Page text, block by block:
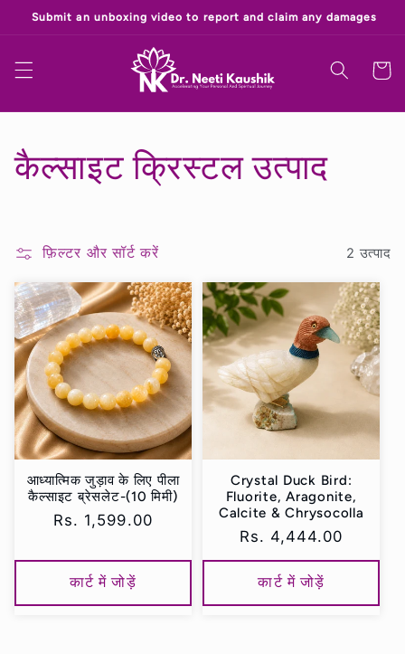
सामग्री
‎
कार्ट
सं
ह
:
कैल्साइट क्रिस्टल उत्पाद
फ़िल्टर और सॉर्ट करें 2 उत्पाद
आध्यात्मिक जुड़ाव के लिए पीला
कैल्साइट ब्रेसलेट-(10 मिमी)
नियमित
से
मूल्य
Rs. 1,599.00
कार्ट में जोड़ें
Crystal Duck Bird:
Fluorite, Aragonite,
Calcite & Chrysocolla
नियमित
रूप
मूल्य
Rs. 4,444.00
कार्ट में जोड़ें